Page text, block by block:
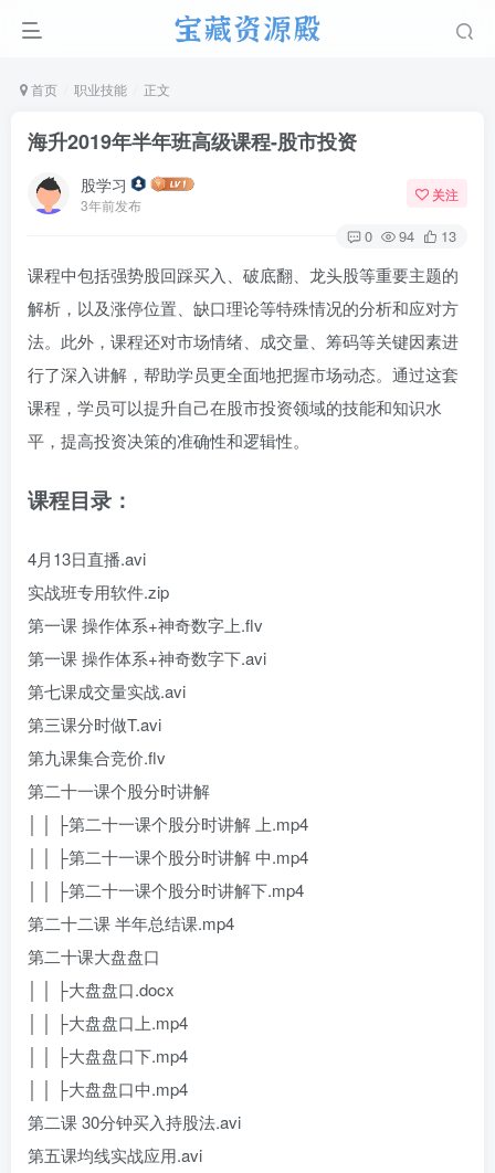
首页 职业技能 正文
海升2019年半年班高级课程-股市投资
股学习
3年前发布
关注
0 94 13
课程中包括强势股回踩买入、破底翻、龙头股等重要主题的
解析，以及涨停位置、缺口理论等特殊情况的分析和应对方
法。此外，课程还对市场情绪、成交量、筹码等关键因素进
行了深入讲解，帮助学员更全面地把握市场动态。通过这套
课程，学员可以提升自己在股市投资领域的技能和知识水
平，提高投资决策的准确性和逻辑性。
课程目录：
4月13日直播.avi
实战班专用软件.zip
第一课 操作体系+神奇数字上.flv
第一课 操作体系+神奇数字下.avi
第七课成交量实战.avi
第三课分时做T.avi
第九课集合竞价.flv
第二十一课个股分时讲解
│ │ ├第二十一课个股分时讲解 上.mp4
│ │ ├第二十一课个股分时讲解 中.mp4
│ │ ├第二十一课个股分时讲解下.mp4
第二十二课 半年总结课.mp4
第二十课大盘盘口
│ │ ├大盘盘口.docx
│ │ ├大盘盘口上.mp4
│ │ ├大盘盘口下.mp4
│ │ ├大盘盘口中.mp4
第二课 30分钟买入持股法.avi
第五课均线实战应用.avi